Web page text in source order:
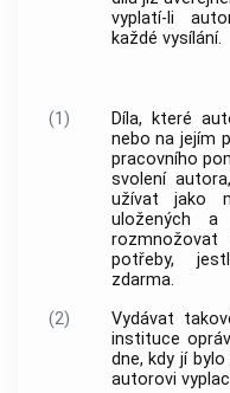
vyplatí-li
každé vysílání.
(1)
Díla, které
nebo na jejím
pracovního
svolení
užívat jako
uložených
potřeby,
zdarma.
(2)
Vydávat
instituce
dne, kdy jí
autorovi